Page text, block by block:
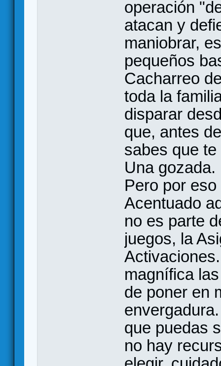
operación
atacan y
maniobrar,
pequeños
Cacharreo
toda la
disparar
que, antes
sabes que
Una gozada.
Pero por
Acentuado
no es parte
juegos, la
magnífica
de poner en
que puedas
no hay